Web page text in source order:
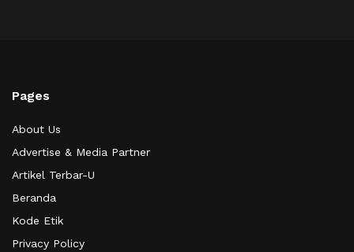
Pages
About Us
Advertise & Media Partner
Artikel Terbar-U
Beranda
Kode Etik
Privacy Policy